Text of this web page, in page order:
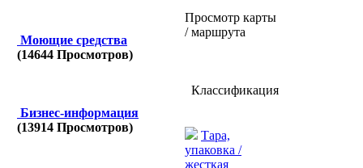
Моющие средства
(14644 Просмотров)
Бизнес-информация
(13914 Просмотров)
Просмотр карты
/ маршрута
Классификация
Тара,
упаковка /
жесткая